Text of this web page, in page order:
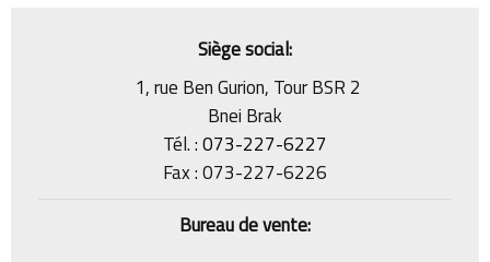
Siège social:
1, rue Ben Gurion, Tour BSR 2
Bnei Brak
Tél. :073-227-6227
Fax : 073-227-6226
Bureau de vente: